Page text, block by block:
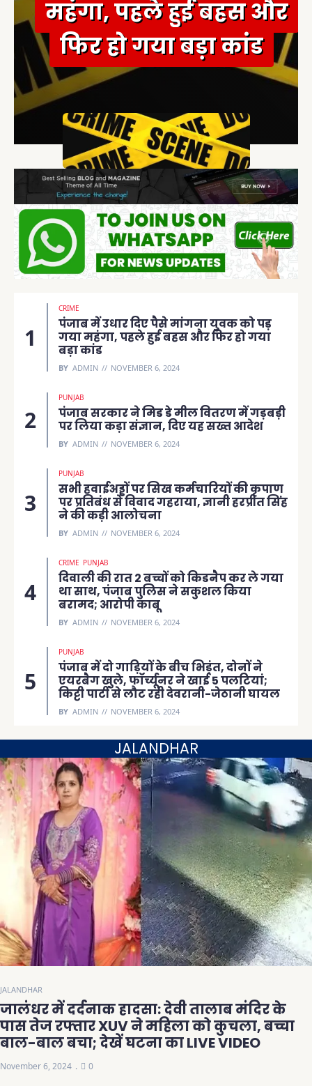
महंगा, पहले हुई बहस और
फिर हो गया बड़ा कांड
CRIME
पंजाब में उधार दिए पैसे मांगना युवक को पड़
गया महंगा, पहले हुई बहस और फिर हो गया
बड़ा कांड
BY ADMIN NOVEMBER 6, 2024
PUNJAB
पंजाब सरकार ने मिड डे मील वितरण में गड़बड़ी
पर लिया कड़ा संज्ञान, दिए यह सख्त आदेश
BY ADMIN NOVEMBER 6, 2024
PUNJAB
सभी हवाईअड्डों पर सिख कर्मचारियों की कृपाण
पर प्रतिबंध से विवाद गहराया, ज्ञानी हरप्रीत सिंह
ने की कड़ी आलोचना
BY ADMIN NOVEMBER 6, 2024
CRIME PUNJAB
दिवाली की रात 2 बच्चों को किडनैप कर ले गया
था साथ, पंजाब पुलिस ने सकुशल किया
बरामद; आरोपी काबू
BY ADMIN NOVEMBER 6, 2024
PUNJAB
पंजाब में दो गाड़ियों के बीच भिड़ंत, दोनों ने
एयरबैग खुले, फॉर्च्यूनर ने खाई 5 पलटियां;
किट्टी पार्टी से लौट रही देवरानी-जेठानी घायल
BY ADMIN NOVEMBER 6, 2024
JALANDHAR
JALANDHAR
जालंधर में दर्दनाक हादसा: देवी तालाब मंदिर के
पास तेज रफ्तार XUV ने महिला को कुचला, बच्चा
बाल-बाल बचा; देखें घटना का LIVE VIDEO
November 6, 2024 0